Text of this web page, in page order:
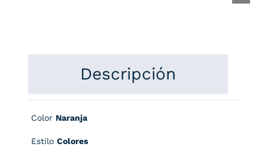
Descripción
Color Naranja
Estilo Colores